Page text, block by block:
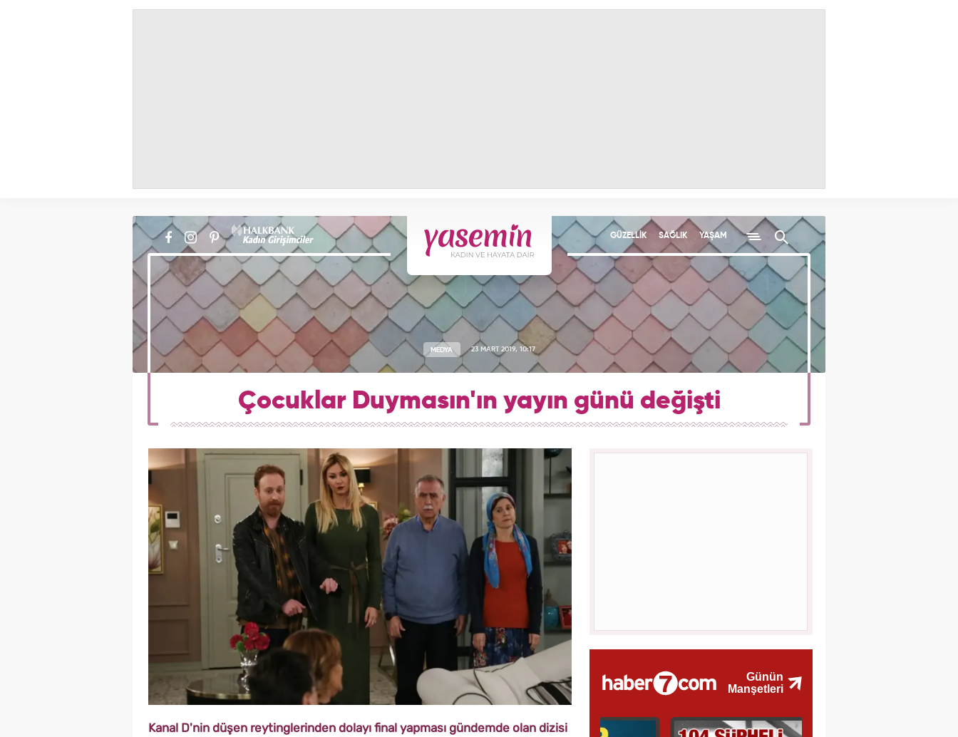
GÜZELLİK SAĞLIK YAŞAM
MEDYA 23 MART 2019, 10:17
Çocuklar Duymasın'ın yayın günü değişti
Kanal D'nin düşen reytinglerinden dolayı final yapması gündemde olan dizisi